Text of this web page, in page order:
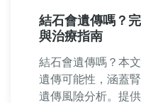
結石會遺傳嗎？
與治療指南
結石會遺傳嗎？本
遺傳可能性，涵蓋
遺傳風險分析。提